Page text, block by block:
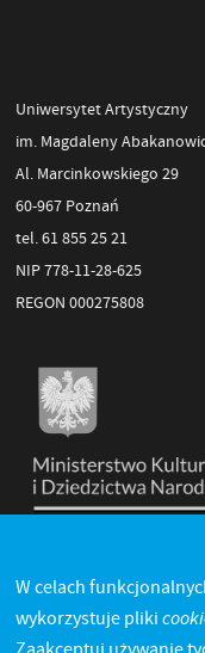
Uniwersytet Artystyczny
im. Magdaleny
Al. Marcinkowskiego 29
60-967 Poznań
tel. 61 855 25 21
NIP 778-11-28-625
REGON 000275808
W celach
wykorzystuje pliki